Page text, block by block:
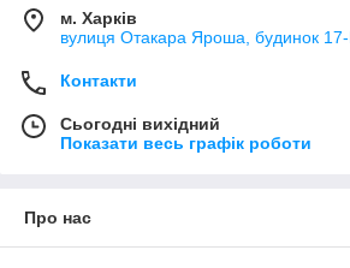
м. Харків
вулиця Отакара Яроша, будинок 17-
Контакти
Сьогодні вихідний
Показати весь графік роботи
Про нас